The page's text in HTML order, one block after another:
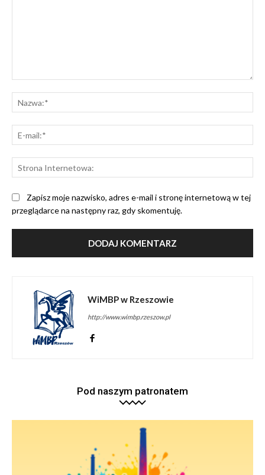
Zapisz moje nazwisko, adres e-mail i stronę internetową w tej
przeglądarce na następny raz, gdy skomentuję.
WiMBP w Rzeszowie
http://www.wimbp.rzeszow.pl
Pod naszym patronatem